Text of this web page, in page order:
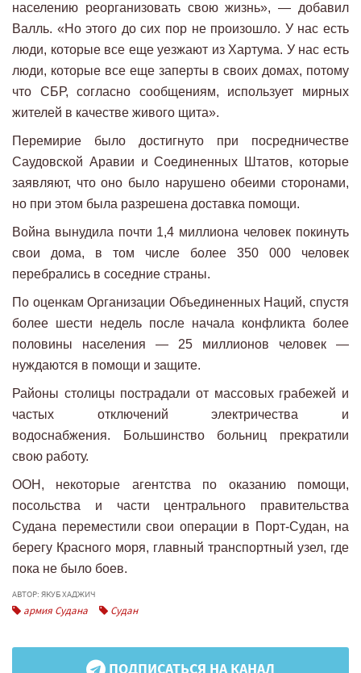
населению реорганизовать свою жизнь», — добавил
Валль. «Но этого до сих пор не произошло. У нас есть
люди, которые все еще уезжают из Хартума. У нас есть
люди, которые все еще заперты в своих домах, потому
что СБР, согласно сообщениям, использует мирных
жителей в качестве живого щита».
Перемирие было достигнуто при посредничестве
Саудовской Аравии и Соединенных Штатов, которые
заявляют, что оно было нарушено обеими сторонами,
но при этом была разрешена доставка помощи.
Война вынудила почти 1,4 миллиона человек покинуть
свои дома, в том числе более 350 000 человек
перебрались в соседние страны.
По оценкам Организации Объединенных Наций, спустя
более шести недель после начала конфликта более
половины населения — 25 миллионов человек —
нуждаются в помощи и защите.
Районы столицы пострадали от массовых грабежей и
частых отключений электричества и
водоснабжения. Большинство больниц прекратили
свою работу.
ООН, некоторые агентства по оказанию помощи,
посольства и части центрального правительства
Судана переместили свои операции в Порт-Судан, на
берегу Красного моря, главный транспортный узел, где
пока не было боев.
АВТОР: ЯКУБ ХАДЖИЧ
армия Судана Судан
ПОДПИСАТЬСЯ НА КАНАЛ